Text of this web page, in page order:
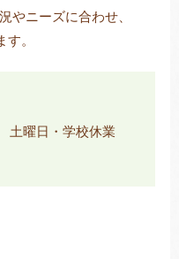
やニーズに合わせ、
。
日・学校休業